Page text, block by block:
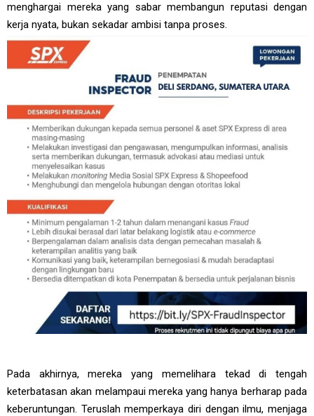
menghargai mereka yang sabar membangun reputasi dengan
kerja nyata, bukan sekadar ambisi tanpa proses.
Pada akhirnya, mereka yang memelihara tekad di tengah
keterbatasan akan melampaui mereka yang hanya berharap pada
keberuntungan. Teruslah memperkaya diri dengan ilmu, menjaga